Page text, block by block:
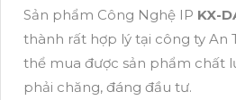
Sản phẩm Công Nghệ IP KX-
thành rất hợp lý tại công ty An
thể mua được sản phẩm chất
phải chăng, đáng đầu tư.